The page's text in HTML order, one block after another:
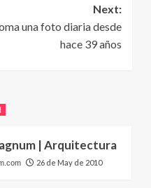
Next:
una foto diaria desde
hace 39 años
| Arquitectura
26 de May de 2010